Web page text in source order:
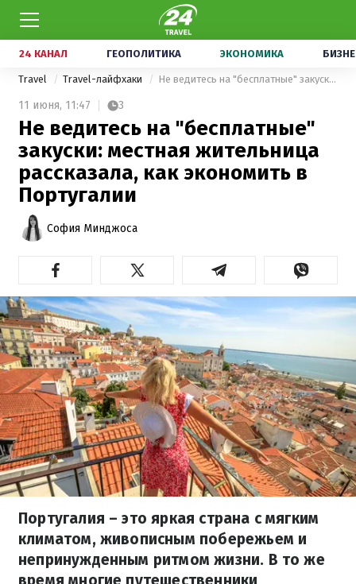
24 КАНАЛ ГЕОПОЛИТИКА ЭКОНОМИКА
Travel Travel-лайфхаки Не ведитесь на "бесплатные" закуски: местная жительница рассказала, как экономить в Португалии
11 июня, 11:47 3
Не ведитесь на "бесплатные"
закуски: местная жительница
рассказала, как экономить в
Португалии
София Минджоса
Португалия – это яркая страна с мягким
климатом, живописным побережьем и
непринужденным ритмом жизни. В то же